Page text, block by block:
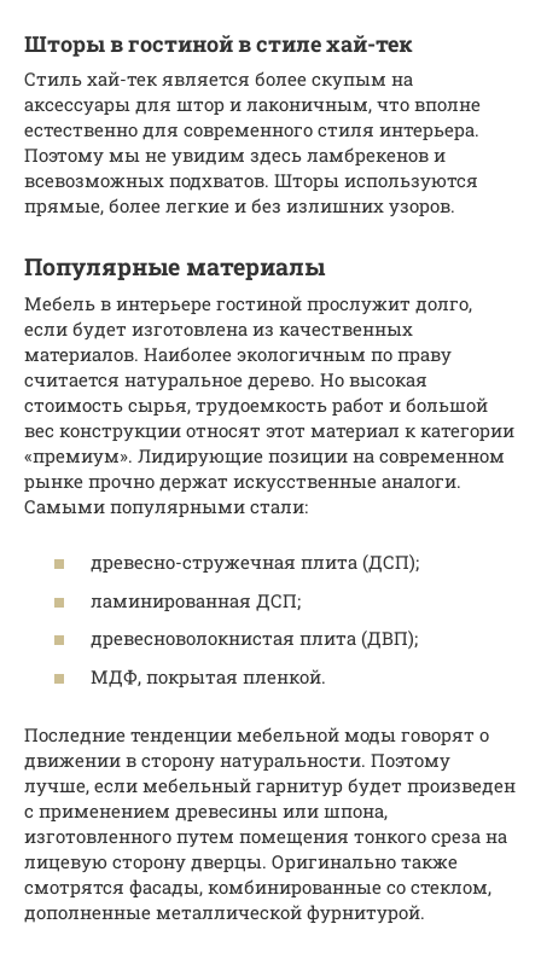
Шторы в гостиной в стиле хай-тек
Стиль хай-тек является более скупым на
аксессуары для штор и лаконичным, что вполне
естественно для современного стиля интерьера.
Поэтому мы не увидим здесь ламбрекенов и
всевозможных подхватов. Шторы используются
прямые, более легкие и без излишних узоров.
Популярные материалы
Мебель в интерьере гостиной прослужит долго,
если будет изготовлена из качественных
материалов. Наиболее экологичным по праву
считается натуральное дерево. Но высокая
стоимость сырья, трудоемкость работ и большой
вес конструкции относят этот материал к категории
«премиум». Лидирующие позиции на современном
рынке прочно держат искусственные аналоги.
Самыми популярными стали:
древесно-стружечная плита (ДСП);
ламинированная ДСП;
древесноволокнистая плита (ДВП);
МДФ, покрытая пленкой.
Последние тенденции мебельной моды говорят о
движении в сторону натуральности. Поэтому
лучше, если мебельный гарнитур будет произведен
с применением древесины или шпона,
изготовленного путем помещения тонкого среза на
лицевую сторону дверцы. Оригинально также
смотрятся фасады, комбинированные со стеклом,
дополненные металлической фурнитурой.